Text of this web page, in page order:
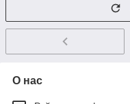
О нас